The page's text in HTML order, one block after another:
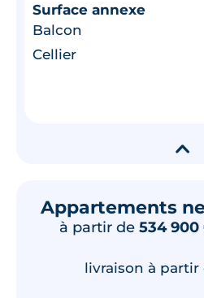
Surface annexe
Balcon
Cellier
▾
Appartements
à partir de 534 900
livraison à partir